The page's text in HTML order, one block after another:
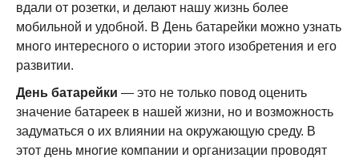
вдали от розетки, и делают нашу жизнь более
мобильной и удобной. В День батарейки можно узнать
много интересного о истории этого изобретения и его
развитии.
День батарейки — это не только повод оценить
значение батареек в нашей жизни, но и возможность
задуматься о их влиянии на окружающую среду. В
этот день многие компании и организации проводят